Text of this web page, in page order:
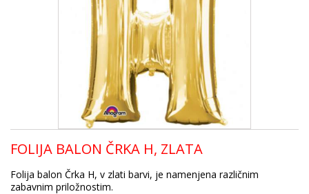
FOLIJA BALON ČRKA H, ZLATA
Folija balon Črka H, v zlati barvi, je namenjena različnim
zabavnim priložnostim.